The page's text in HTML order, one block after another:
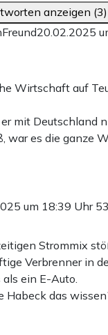
anzeigen (3)
20.02.2025
Wirtschaft auf
mit Deutschland
war es die ganze
um 18:39 Uhr
Strommix
Verbrenner in
ein E-Auto.
Habeck das